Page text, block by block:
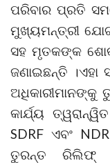
ପରିବାର ପ୍ରତି
ମୁଖ୍ୟମନ୍ତ୍ରୀ
ସହ ମୃତକଙ୍କ
ଜଣାଇଛନ୍ତି
କାର୍ଯ୍ୟ
SDRF ଏବଂ
ତୁରନ୍ତ ରିଲିଫ୍